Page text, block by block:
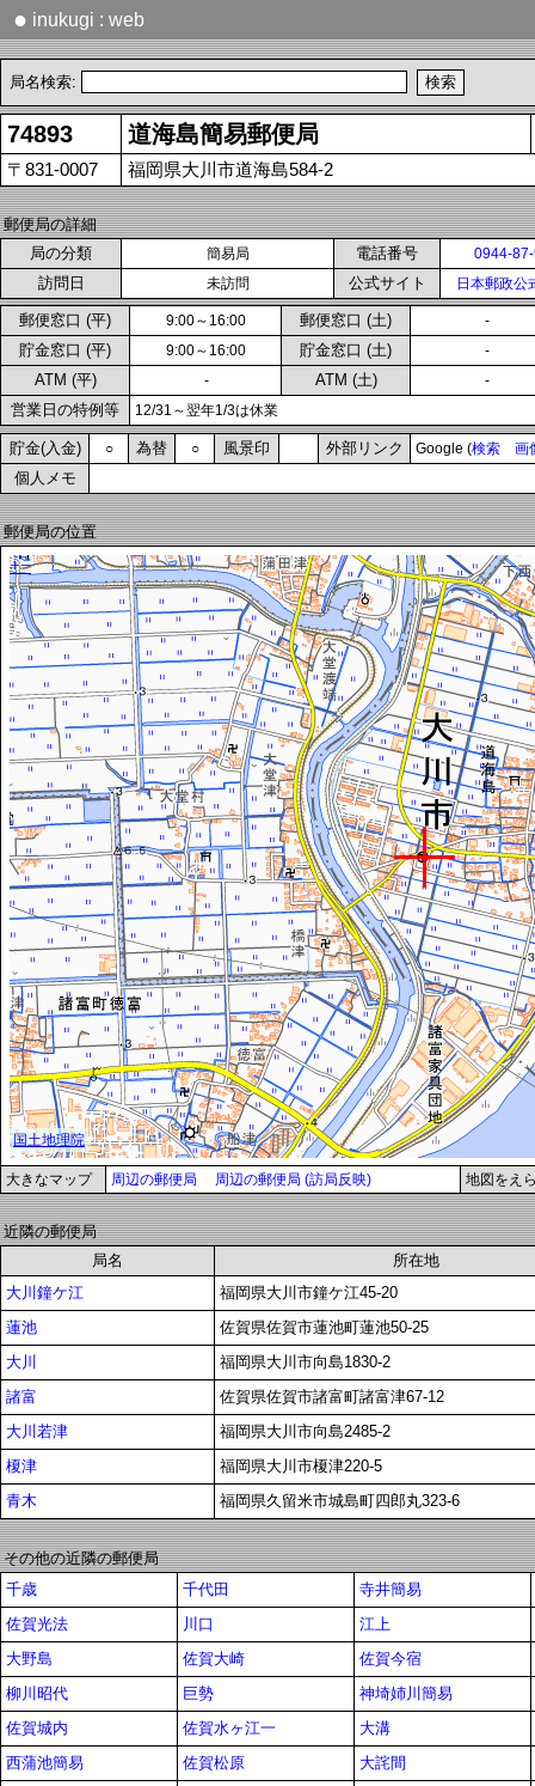
● inukugi : web
局名検索:
74893 道海島簡易郵便局
〒831-0007 福岡県大川市道海島584-2
郵便局の詳細
局の分類
簡易局 電話番号 0944-
訪問日 未訪問 公式サイト 日本郵政公
郵便窓口 (平) 9:00～16:00 郵便窓口 (土) -
貯金窓口 (平) 9:00～16:00 貯金窓口 (土) -
ATM (平) - ATM (土) -
営業日の特例等 12/31～翌年1/3は休業
貯金(入金) ○ 為替 ○ 風景印 外部リンク Google (検索 画
個人メモ
郵便局の位置
大きなマップ 周辺の郵便局 周辺の郵便局 (訪局反映) 地図をえ
近隣の郵便局
局名
所在地
大川鐘ケ江
福岡県大川市鐘ケ江45-20
蓮池
佐賀県佐賀市蓮池町蓮池50-25
大川
福岡県大川市向島1830-2
諸富
佐賀県佐賀市諸富町諸富津67-12
大川若津
福岡県大川市向島2485-2
榎津
福岡県大川市榎津220-5
青木
福岡県久留米市城島町四郎丸323-6
その他の近隣の郵便局
千歳
千代田
寺井簡易
佐賀光法
川口
江上
大野島
佐賀大崎
佐賀今宿
柳川昭代
巨勢
神埼姉川簡易
佐賀城内
佐賀水ヶ江一
大溝
西蒲池簡易
佐賀松原
大詫間